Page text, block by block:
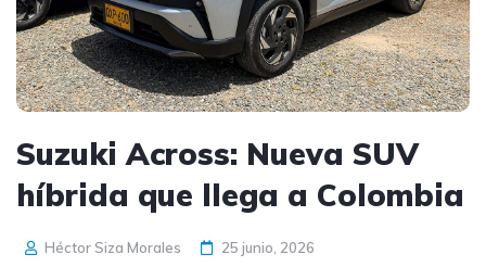
Suzuki Across: Nueva SUV
híbrida que llega a Colombia
Héctor Siza Morales
25 junio, 2026